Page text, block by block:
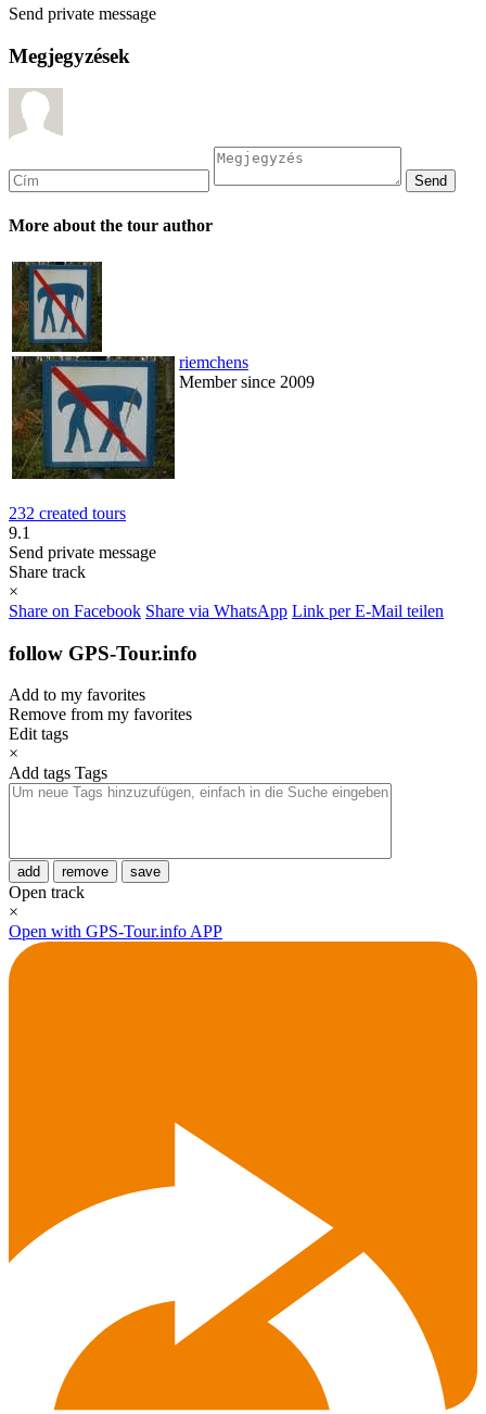
Send private message
Megjegyzések
More about the tour author
riemchens
Member since 2009
232 created tours
9.1
Send private message
Share track
×
Share on Facebook Share via WhatsApp Link per E-Mail teilen
follow GPS-Tour.info
Add to my favorites
Remove from my favorites
Edit tags
×
Add tags Tags
add remove save
Open track
×
Open with GPS-Tour.info APP